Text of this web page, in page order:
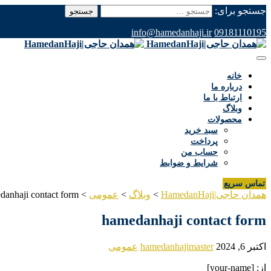
جستجو برای:
09181110195
info@hamedanhaji.ir
خانه
درباره ما
ارتباط با ما
وبلاگ
محصولات
سبد خرید
پرداخت
حساب من
شرایط و ضوابط
تماس سریع
همدان حاجی|HamedanHaji > وبلاگ > عمومی >
contact form
hamedanhaji contact form
اکتبر 6, 2024 hamedanhajimaster عمومی
از: [your-name]